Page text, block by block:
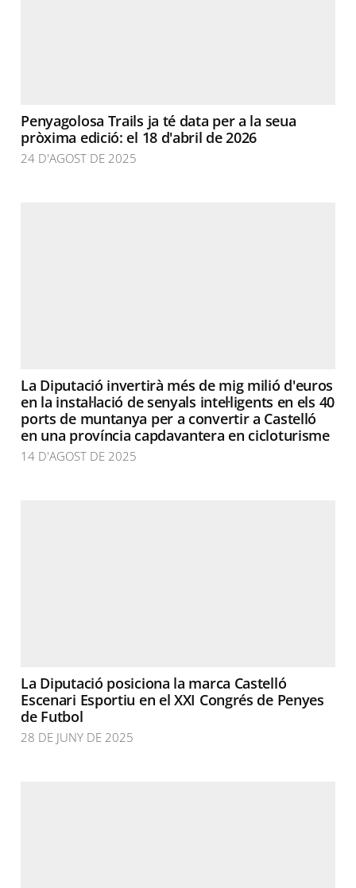
Penyagolosa Trails ja té data per a la seua
pròxima edició: el 18 d'abril de 2026
24 D'AGOST DE 2025
La Diputació invertirà més de mig milió d'euros
en la instal·lació de senyals intel·ligents en els 40
ports de muntanya per a convertir a Castelló
en una província capdavantera en cicloturisme
14 D'AGOST DE 2025
La Diputació posiciona la marca Castelló
Escenari Esportiu en el XXI Congrés de Penyes
de Futbol
28 DE JUNY DE 2025